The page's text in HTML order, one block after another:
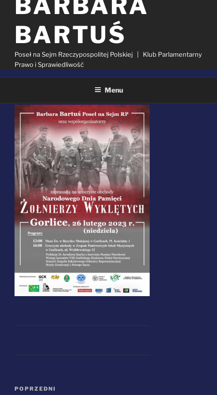
BARBARA
BARTUŚ
Poseł na Sejm Rzeczypospolitej Polskiej | Klub Parlamentarny
Prawo i Sprawiedliwość
Menu
Nawigacja
Poprzedni
POPRZEDNI
Szukaj: